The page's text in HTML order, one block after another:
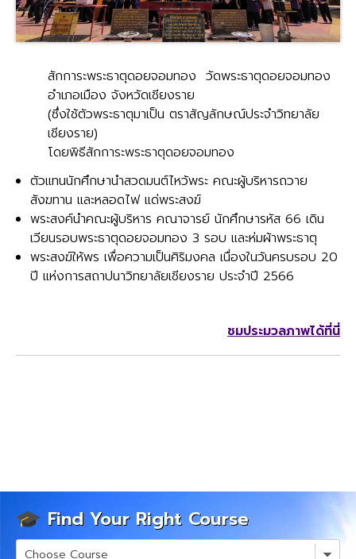
สักการะพระธาตุดอยจอมทอง วัดพระธาตุดอยจอมทอง
อำเภอเมือง จังหวัดเชียงราย
(ซึ่งใช้ตัวพระธาตุมาเป็น ตราสัญลักษณ์ประจำวิทยาลัย
เชียงราย)
โดยพิธีสักการะพระธาตุดอยจอมทอง
ตัวแทนนักศึกษานำสวดมนต์ไหว้พระ คณะผู้บริหารถวาย
สังฆทาน และหลอดไฟ แด่พระสงฆ์
พระสงค์นำคณะผู้บริหาร คณาจารย์ นักศึกษารหัส 66 เดิน
เวียนรอบพระธาตุดอยจอมทอง 3 รอบ และห่มผ้าพระธาตุ
พระสงฆ์ให้พร เพื่อความเป็นศิริมงคล เนื่องในวันครบรอบ 20
ปี แห่งการสถาปนาวิทยาลัยเชียงราย ประจำปี 2566
ชมประมวลภาพได้ที่นี่
Find Your Right Course